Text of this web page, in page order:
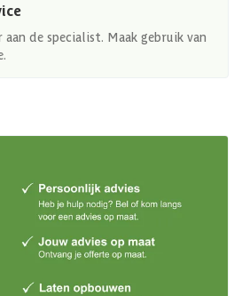
de specialist. Maak gebruik van